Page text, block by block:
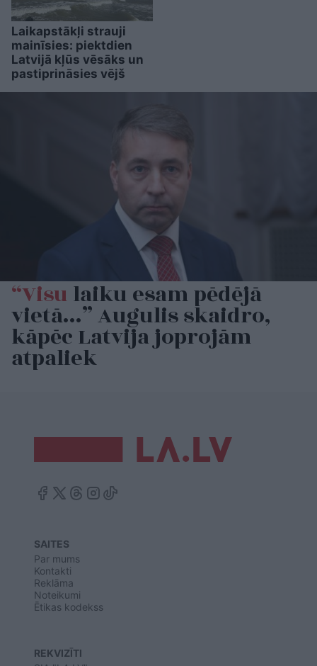
Laikapstākļi strauji
mainīsies: piektdien
Latvijā kļūs vēsāks un
pastiprināsies vējš
“Visulaiku esam pēdējā
vietā…” Augulis skaidro,
kāpēc Latvija joprojām
atpaliek
SAITES
Par mums
Kontakti
Reklāma
Noteikumi
Ētikas kodekss
REKVIZĪTI